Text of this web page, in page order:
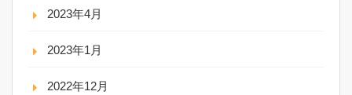
2023年4月
2023年1月
2022年12月